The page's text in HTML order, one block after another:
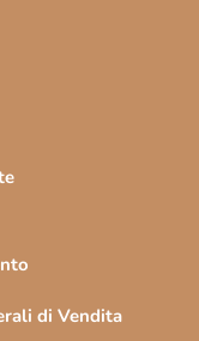
di Vendita